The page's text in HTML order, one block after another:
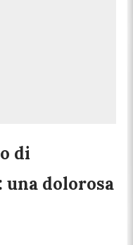
di
una dolorosa